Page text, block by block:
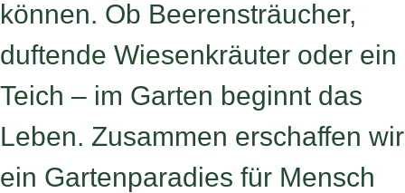
können. Ob Beerensträucher,
duftende Wiesenkräuter oder ein
Teich – im Garten beginnt das
Leben. Zusammen erschaffen wir
ein Gartenparadies für Mensch